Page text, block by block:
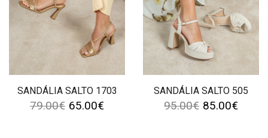
SANDÁLIA SALTO 1703
79.00€ 65.00€
SANDÁLIA SALTO 505
95.00€ 85.00€